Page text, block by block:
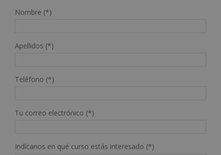
Nombre (*)
Apellidos (*)
Teléfono (*)
Tu correo electrónico (*)
Indícanos en qué curso estás interesado (*)